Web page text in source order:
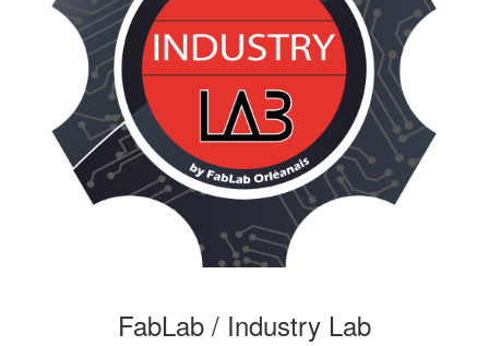
FabLab / Industry Lab